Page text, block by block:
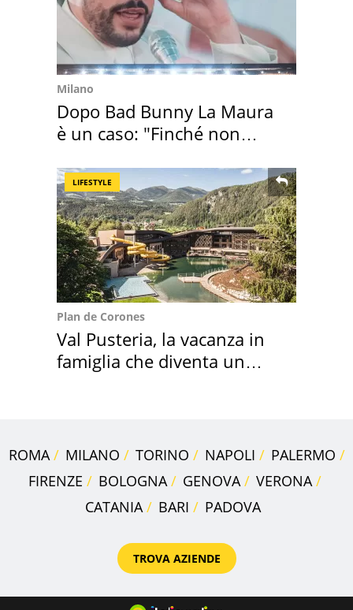
Milano
Dopo Bad Bunny La Maura
è un caso: "Finché non
LIFESTYLE
Plan de Corones
Val Pusteria, la vacanza in
famiglia che diventa un
ROMA MILANO TORINO NAPOLI
PALERMO
FIRENZE
BOLOGNA GENOVA
VERONA
CATANIA
BARI PADOVA
TROVA AZIENDE